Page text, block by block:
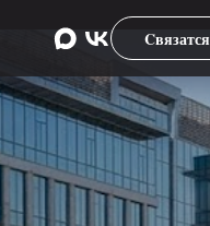
Cвязатся